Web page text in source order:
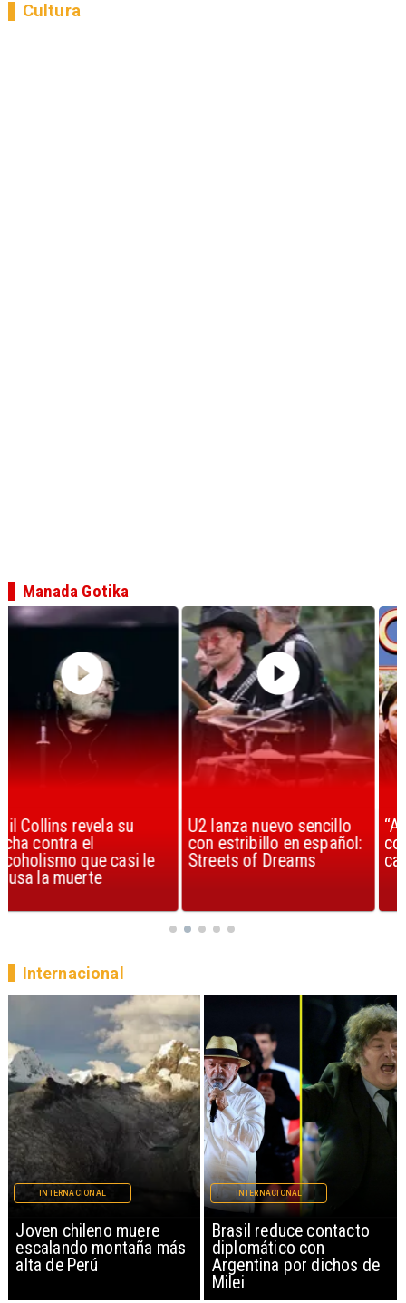
Cultura
U2 lanza nuevo sencillo
con estribillo en español:
Streets of Dreams
“Africa” de Toto es
considerada la mejor
canción, según la ciencia
Manada Gotika
Brasil reduce contacto
diplomático con
Argentina por dichos de
INTERNACIONAL
China restringe
exportación de drones a
EEUU y sanciona
empresas
INTERNACIONAL
Internacional